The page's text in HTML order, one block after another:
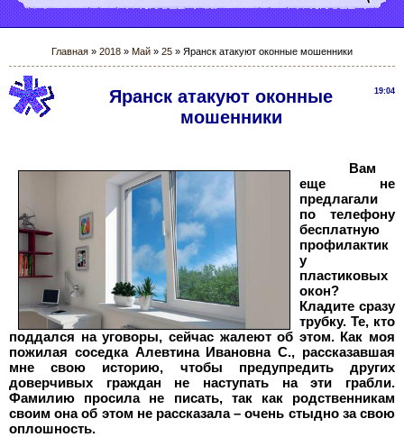
Главная » 2018 » Май » 25 » Яранск атакуют оконные мошенники
19:04
Яранск атакуют оконные
мошенники
Вам
еще не
предлагали
по телефону
бесплатную
профилактик
у
пластиковых
окон?
Кладите сразу
трубку. Те, кто
поддался на уговоры, сейчас жалеют об этом. Как моя
пожилая соседка Алевтина Ивановна С., рассказавшая
мне свою историю, чтобы предупредить других
доверчивых граждан не наступать на эти грабли.
Фамилию просила не писать, так как родственникам
своим она об этом не рассказала – очень стыдно за свою
оплошность.